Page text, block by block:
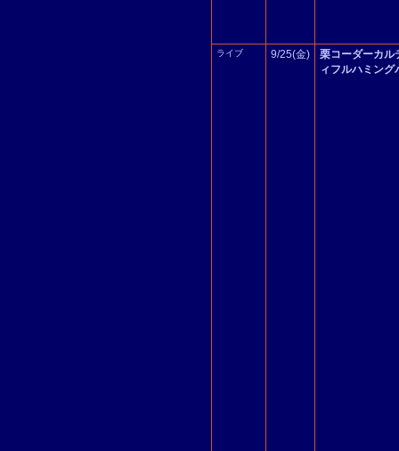
ライブ 9/25(金)
栗コーダーカル
ィフルハミング